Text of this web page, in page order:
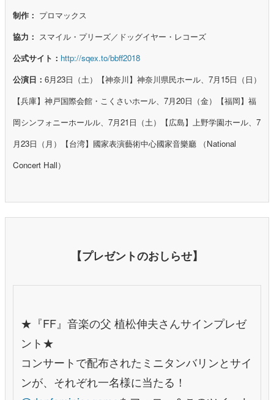
制作： プロマックス
協力： スマイル・プリーズ／ドッグイヤー・レコーズ
公式サイト： http://sqex.to/bbff2018
公演日： 6月23日（土）【神奈川】神奈川県民ホール、7月15日（日）
【兵庫】神戸国際会館・こくさいホール、7月20日（金）【福岡】福
岡シンフォニーホールル、7月21日（土）【広島】上野学園ホール、7
月23日（月）【台湾】國家表演藝術中心國家音樂廳 （National
Concert Hall）
【プレゼントのおしらせ】
★『FF』音楽の父 植松伸夫さんサインプレゼ
ント★
コンサートで配布されたミニタンバリンとサイ
ンが、それぞれ一名様に当たる！